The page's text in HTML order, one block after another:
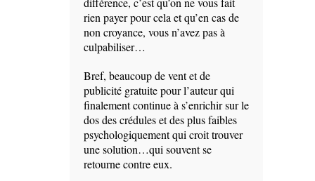
rien payer pour cela et qu’en cas de
non croyance, vous n’avez pas à
culpabiliser…
Bref, beaucoup de vent et de
publicité gratuite pour l’auteur qui
finalement continue à s’enrichir sur le
dos des crédules et des plus faibles
psychologiquement qui croit trouver
une solution…qui souvent se
retourne contre eux.